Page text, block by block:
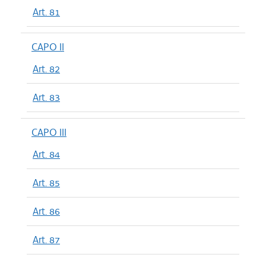
Art. 81
CAPO II
Art. 82
Art. 83
CAPO III
Art. 84
Art. 85
Art. 86
Art. 87